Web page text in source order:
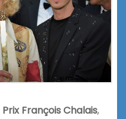
Prix François Chalais,